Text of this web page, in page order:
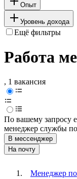
Опыт
Уровень дохода
Ещё фильтры
Работа
, 1 вакансия
По вашему запросу
менеджер службы
В мессенджер
На почту
Менеджер по